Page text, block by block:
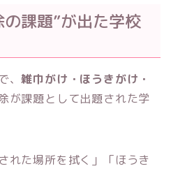
課題”が出た学校
、雑巾がけ・ほうきがけ・
が課題として出題された学
れた場所を拭く」「ほうき